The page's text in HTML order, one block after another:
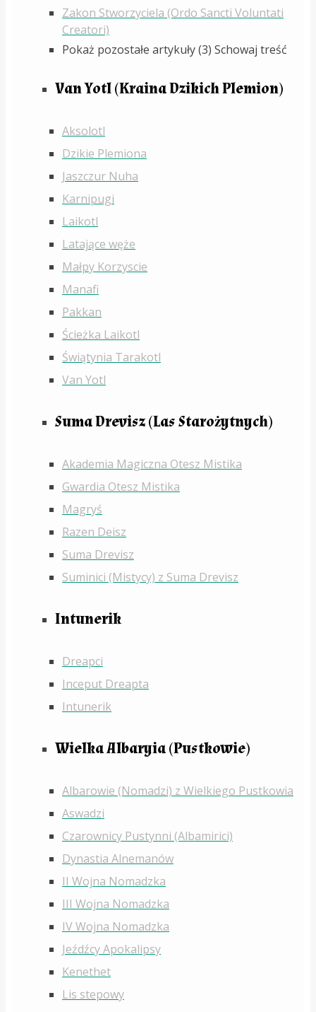
Zakon Stworzyciela (Ordo Sancti Voluntati
Creatori)
Pokaż pozostałe artykuły (3) Schowaj treść
Van Yotl (Kraina Dzikich Plemion)
Aksolotl
Dzikie Plemiona
Jaszczur Nuha
Karnipugi
Laikotl
Latające węże
Małpy Korzyscie
Manafi
Pakkan
Ścieżka Laikotl
Świątynia Tarakotl
Van Yotl
Suma Drevisz (Las Starożytnych)
Akademia Magiczna Otesz Mistika
Gwardia Otesz Mistika
Magryś
Razen Deisz
Suma Drevisz
Suminici (Mistycy) z Suma Drevisz
Intunerik
Dreapci
Inceput Dreapta
Intunerik
Wielka Albaryia (Pustkowie)
Albarowie (Nomadzi) z Wielkiego Pustkowia
Aswadzi
Czarownicy Pustynni (Albamirici)
Dynastia Alnemanów
II Wojna Nomadzka
III Wojna Nomadzka
IV Wojna Nomadzka
Jeźdźcy Apokalipsy
Kenethet
Lis stepowy